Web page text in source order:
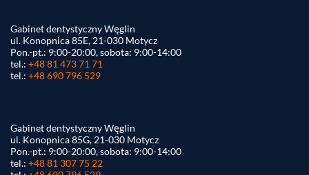
Gabinet dentystyczny Węglin
ul. Konopnica 85E, 21-030 Motycz
Pon.-pt.: 9:00-20:00, sobota: 9:00-14:00
tel.: +48 81 473 71 71
tel.: +48 690 796 529
Gabinet dentystyczny Węglin
ul. Konopnica 85G, 21-030 Motycz
Pon.-pt.: 9:00-20:00, sobota: 9:00-14:00
tel.: +48 81 307 75 22